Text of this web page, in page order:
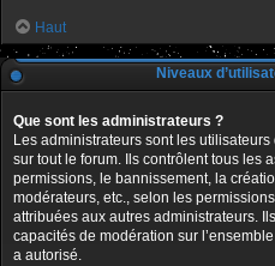
Haut
Niveaux
Que sont les administrateurs ?
Les administrateurs sont les
sur tout le forum. Ils contrôlent tous les
permissions, le bannissement, la
modérateurs, etc., selon les
attribuées aux autres administrateurs.
capacités de modération sur
a autorisé.